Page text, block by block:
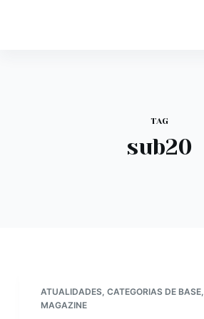
TAG
sub20
ATUALIDADES, CATEGORIAS DE BASE,
MAGAZINE